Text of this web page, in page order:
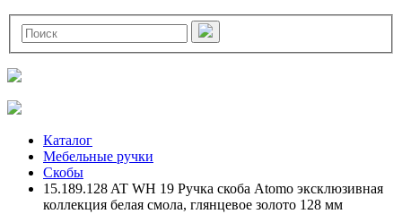
Каталог
Мебельные ручки
Скобы
15.189.128 AT WH 19 Ручка скоба Atomo эксклюзивная
коллекция белая смола, глянцевое золото 128 мм